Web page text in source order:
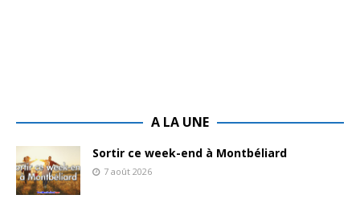
A LA UNE
Sortir ce week-end à Montbéliard
7 août 2026